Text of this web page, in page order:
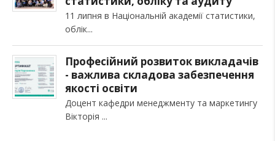
11 липня в Національній академії статистики,
облік
Професійний розвиток викладачів
- важлива складова забезпечення
якості освіти
Доцент кафедри менеджменту та маркетингу
Вікторія